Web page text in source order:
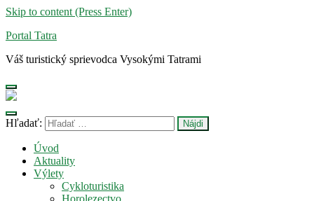
Skip to content (Press Enter)
Portal Tatra
Váš turistický sprievodca Vysokými Tatrami
Hľadať:
Úvod
Aktuality
Výlety
Cykloturistika
Horolezectvo